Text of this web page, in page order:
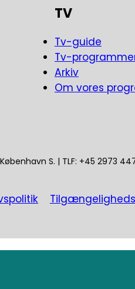
mænd til en snak om
TV
Tv-guide
Tv-
Arkiv
Om vores
S. | TLF: +45 2973